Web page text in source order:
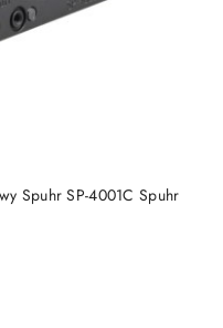
Spuhr SP-4001C Spuhr
DO KOSZYKA